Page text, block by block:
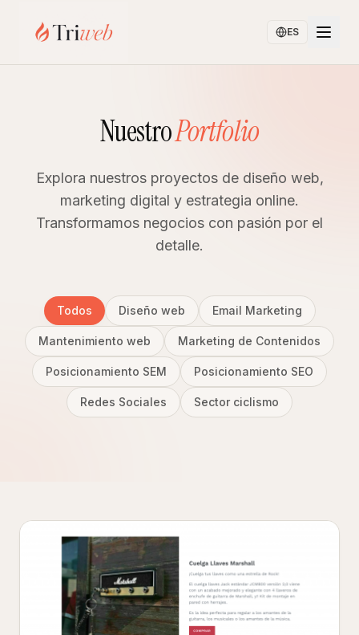
ES
NuestroPortfolio
Explora nuestros proyectos de diseño web,
marketing digital y estrategia online.
Transformamos negocios con pasión por el
detalle.
Todos Diseño web Email Marketing
Mantenimiento web Marketing de Contenidos
Posicionamiento SEM Posicionamiento SEO
Redes Sociales Sector ciclismo